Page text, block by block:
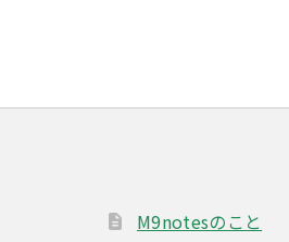
M9notesのこと